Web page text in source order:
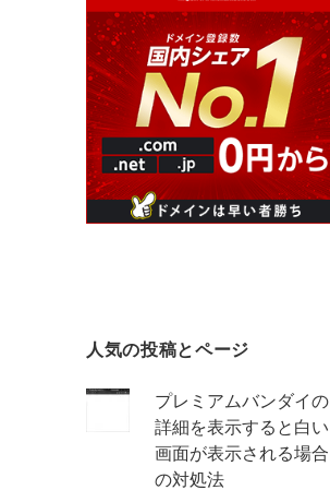
人気の投稿とページ
プレミアムバンダイの
詳細を表示すると白い
画面が表示される場合
の対処法